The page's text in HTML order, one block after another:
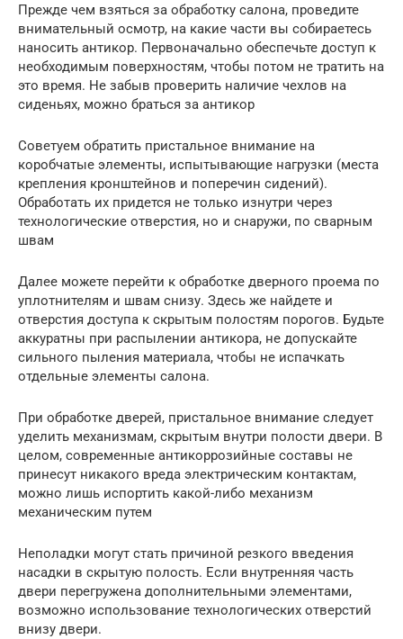
Прежде чем взяться за обработку салона, проведите
внимательный осмотр, на какие части вы собираетесь
наносить антикор. Первоначально обеспечьте доступ к
необходимым поверхностям, чтобы потом не тратить на
это время. Не забыв проверить наличие чехлов на
сиденьях, можно браться за антикор
Советуем обратить пристальное внимание на
коробчатые элементы, испытывающие нагрузки (места
крепления кронштейнов и поперечин сидений).
Обработать их придется не только изнутри через
технологические отверстия, но и снаружи, по сварным
швам
Далее можете перейти к обработке дверного проема по
уплотнителям и швам снизу. Здесь же найдете и
отверстия доступа к скрытым полостям порогов. Будьте
аккуратны при распылении антикора, не допускайте
сильного пыления материала, чтобы не испачкать
отдельные элементы салона.
При обработке дверей, пристальное внимание следует
уделить механизмам, скрытым внутри полости двери. В
целом, современные антикоррозийные составы не
принесут никакого вреда электрическим контактам,
можно лишь испортить какой-либо механизм
механическим путем
Неполадки могут стать причиной резкого введения
насадки в скрытую полость. Если внутренняя часть
двери перегружена дополнительными элементами,
возможно использование технологических отверстий
внизу двери.